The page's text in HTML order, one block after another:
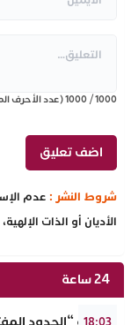
1000
/
1000(عدد الأحرف
شروط النشر : عدم
الأديان أو الذات
24 ساعة